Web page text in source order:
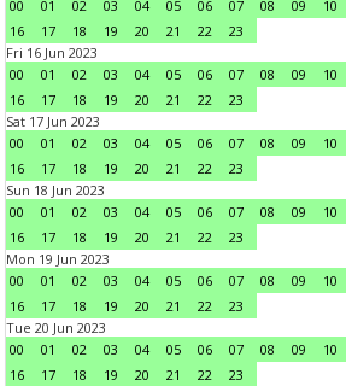
00
01 02 03 04 05 06 07 08 09 10
16
17 18 19 20 21 22
23
Fri 16 Jun 2023
00
01 02 03 04 05 06 07 08 09 10
16
17 18 19 20 21 22
23
Sat 17 Jun 2023
00
01 02 03 04 05 06 07 08 09 10
16
17 18 19 20 21 22
23
Sun 18 Jun 2023
00
01 02 03 04 05 06 07 08 09 10
16
17 18 19 20 21 22
23
Mon 19 Jun 2023
00
01 02 03 04 05 06 07 08 09 10
16
17 18 19 20 21 22
23
Tue 20 Jun 2023
00
01 02 03 04 05 06 07 08 09 10
16
17 18 19 20 21 22
23